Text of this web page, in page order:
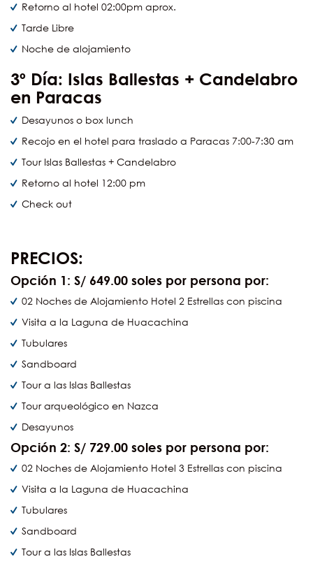
Retorno al hotel 02:00pm aprox.
Tarde Libre
Noche de alojamiento
3º Día: Islas Ballestas + Candelabro
en Paracas
Desayunos o box lunch
Recojo en el hotel para traslado a Paracas 7:00-7:30 am
Tour Islas Ballestas + Candelabro
Retorno al hotel 12:00 pm
Check out
PRECIOS:
Opción 1: S/ 649.00 soles por persona por:
02 Noches de Alojamiento Hotel 2 Estrellas con piscina
Visita a la Laguna de Huacachina
Tubulares
Sandboard
Tour a las Islas Ballestas
Tour arqueológico en Nazca
Desayunos
Opción 2: S/ 729.00 soles por persona por:
02 Noches de Alojamiento Hotel 3 Estrellas con piscina
Visita a la Laguna de Huacachina
Tubulares
Sandboard
Tour a las Islas Ballestas